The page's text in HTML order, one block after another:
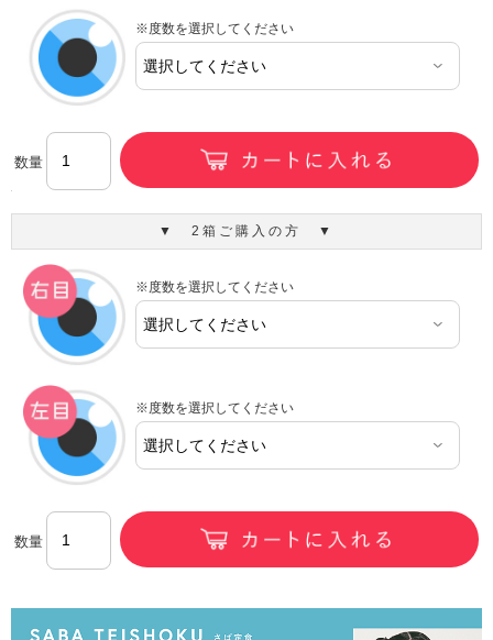
※度数を選択してください
数量
▼ 2箱ご購入の方 ▼
※度数を選択してください
※度数を選択してください
数量